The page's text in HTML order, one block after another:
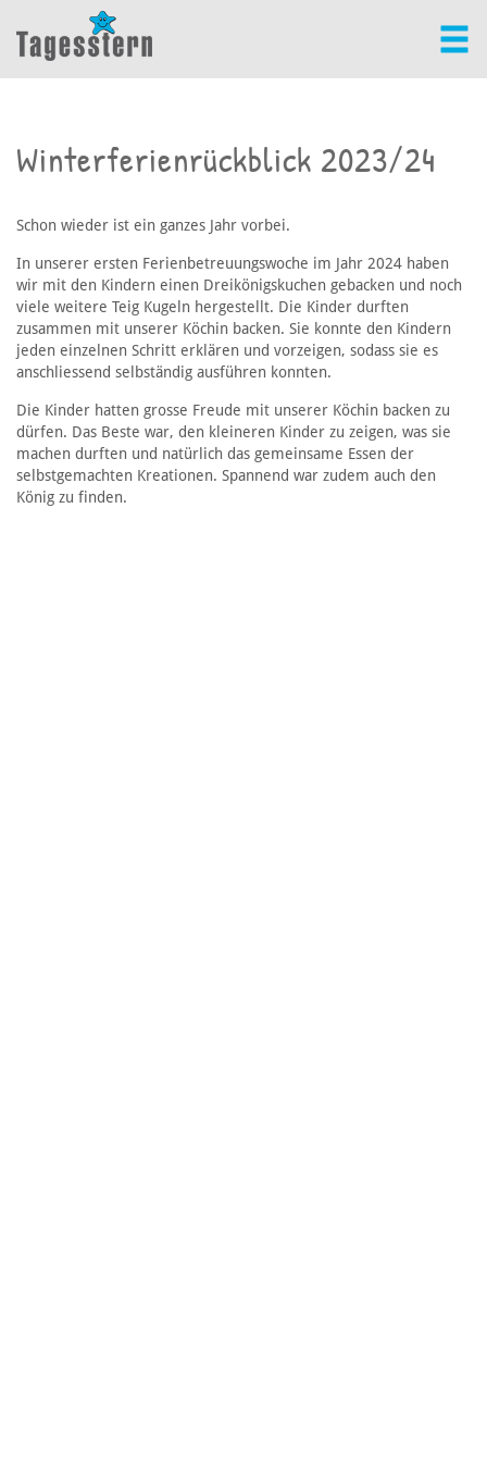
Winterferienrückblick 2023/24
Schon wieder ist ein ganzes Jahr vorbei.
In unserer ersten Ferienbetreuungswoche im Jahr 2024 haben
wir mit den Kindern einen Dreikönigskuchen gebacken und noch
viele weitere Teig Kugeln hergestellt. Die Kinder durften
zusammen mit unserer Köchin backen. Sie konnte den Kindern
jeden einzelnen Schritt erklären und vorzeigen, sodass sie es
anschliessend selbständig ausführen konnten.
Die Kinder hatten grosse Freude mit unserer Köchin backen zu
dürfen. Das Beste war, den kleineren Kinder zu zeigen, was sie
machen durften und natürlich das gemeinsame Essen der
selbstgemachten Kreationen. Spannend war zudem auch den
König zu finden.